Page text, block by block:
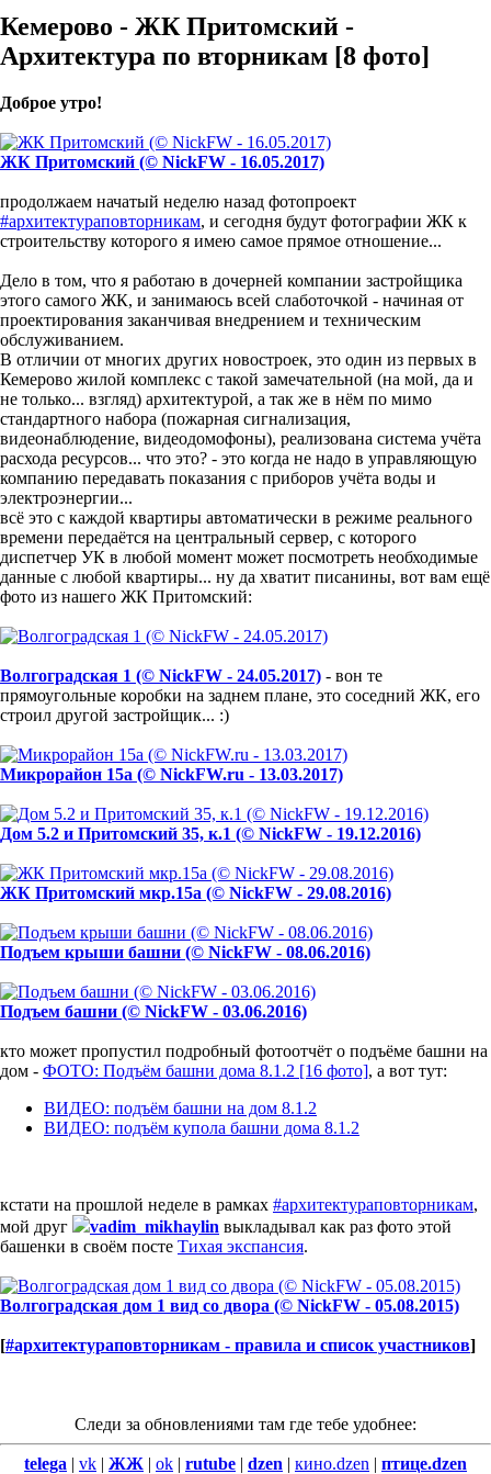
Кемерово - ЖК Притомский -
Архитектура по вторникам [8 фото]
Доброе утро!
ЖК Притомский (© NickFW - 16.05.2017)
продолжаем начатый неделю назад фотопроект
#архитектураповторникам, и сегодня будут фотографии ЖК к
строительству которого я имею самое прямое отношение...
Дело в том, что я работаю в дочерней компании застройщика
этого самого ЖК, и занимаюсь всей слаботочкой - начиная от
проектирования заканчивая внедрением и техническим
обслуживанием.
В отличии от многих других новостроек, это один из первых в
Кемерово жилой комплекс с такой замечательной (на мой, да и
не только... взгляд) архитектурой, а так же в нём по мимо
стандартного набора (пожарная сигнализация,
видеонаблюдение, видеодомофоны), реализована система учёта
расхода ресурсов... что это? - это когда не надо в управляющую
компанию передавать показания с приборов учёта воды и
электроэнергии...
всё это с каждой квартиры автоматически в режиме реального
времени передаётся на центральный сервер, с которого
диспетчер УК в любой момент может посмотреть необходимые
данные с любой квартиры... ну да хватит писанины, вот вам ещё
фото из нашего ЖК Притомский:
Волгоградская 1 (© NickFW - 24.05.2017) - вон те
прямоугольные коробки на заднем плане, это соседний ЖК, его
строил другой застройщик... :)
Микрорайон 15а (© NickFW.ru - 13.03.2017)
Дом 5.2 и Притомский 35, к.1 (© NickFW - 19.12.2016)
ЖК Притомский мкр.15а (© NickFW - 29.08.2016)
Подъем крыши башни (© NickFW - 08.06.2016)
Подъем башни (© NickFW - 03.06.2016)
кто может пропустил подробный фотоотчёт о подъёме башни на
дом - ФОТО: Подъём башни дома 8.1.2 [16 фото], а вот тут:
ВИДЕО: подъём башни на дом 8.1.2
ВИДЕО: подъём купола башни дома 8.1.2
кстати на прошлой неделе в рамках #архитектураповторникам,
мой друг
vadim_mikhaylin выкладывал как раз фото этой
башенки в своём посте Тихая экспансия.
Волгоградская дом 1 вид со двора (© NickFW - 05.08.2015)
[#архитектураповторникам - правила и список участников]
Следи за обновлениями там где тебе удобнее:
telega | vk | ЖЖ | ok | rutube | dzen | кино.dzen | птице.dzen